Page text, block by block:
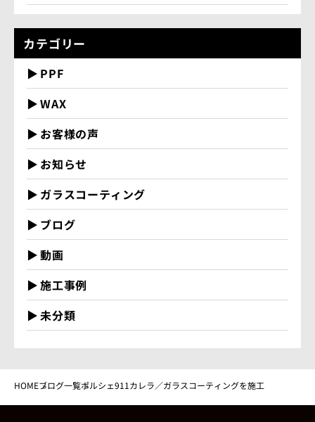
カテゴリー
PPF
WAX
お客様の声
お知らせ
ガラスコーティング
ブログ
動画
施工事例
未分類
HOMEブログ一覧ポルシェ911カレラ／ガラスコーティングを施工